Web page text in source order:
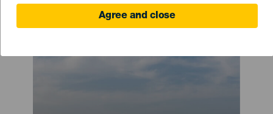
Agree and close